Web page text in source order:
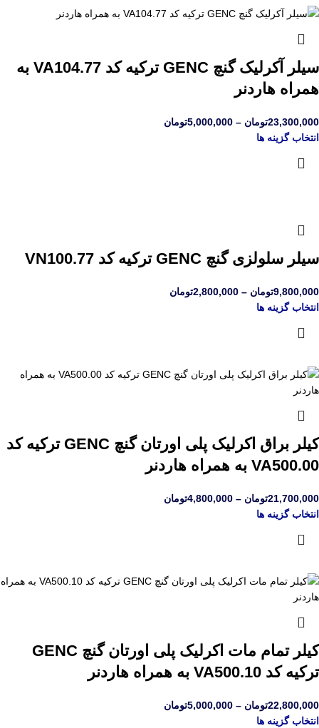
سیلر آکرلیک گنچ GENC ترکیه کد VA104.77 به
همراه هاردنر
23,300,000تومان –
5,000,000تومان
انتخاب گزینه ها
سیلر سلولزی گنچ GENC ترکیه کد VN100.77
9,800,000تومان –
2,800,000تومان
انتخاب گزینه ها
کیلر براق اکرلیک پلی اورتان گنچ GENC ترکیه کد
VA500.00 به همراه هاردنر
21,700,000تومان –
4,800,000تومان
انتخاب گزینه ها
کیلر تمام مات اکرلیک پلی اورتان گنچ GENC
ترکیه کد VA500.10 به همراه هاردنر
22,800,000تومان –
5,000,000تومان
انتخاب گزینه ها